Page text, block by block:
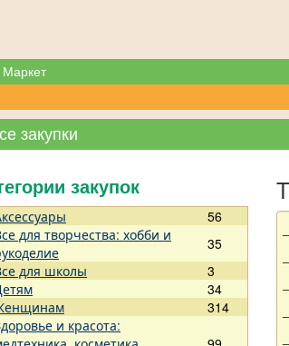
Маркет
закупки
закупок
56
для творчества: хобби и
35
для школы
3
34
314
и красота: